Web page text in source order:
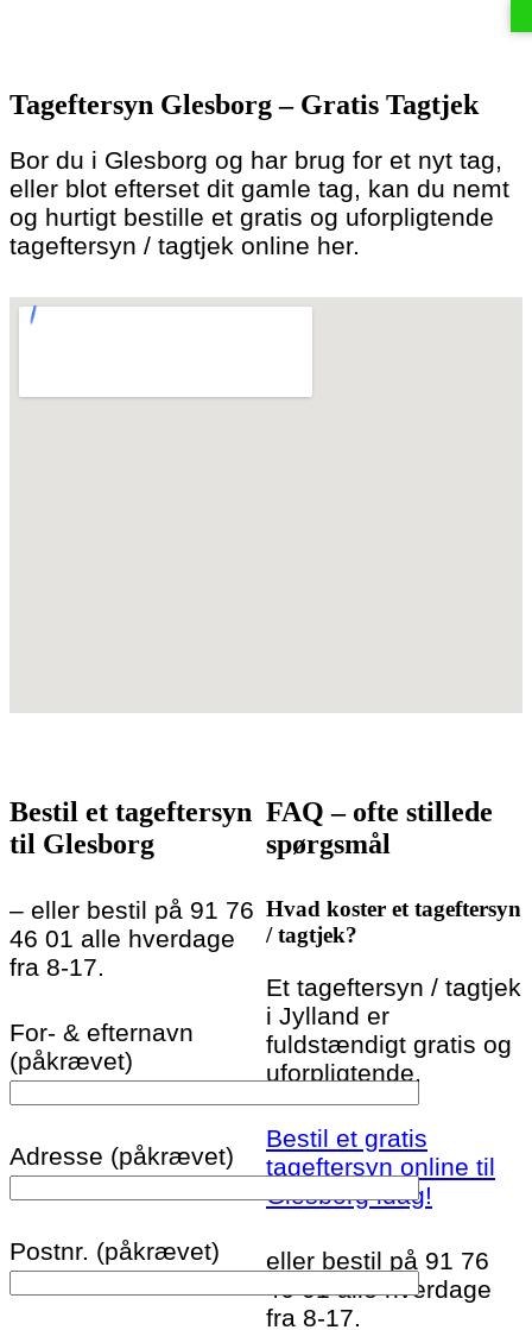
to
content
Tageftersyn Glesborg – Gratis Tagtjek
Bor du i Glesborg og har brug for et nyt tag,
eller blot efterset dit gamle tag, kan du nemt
og hurtigt bestille et gratis og uforpligtende
tageftersyn / tagtjek online her.
Bestil et tageftersyn
til Glesborg
– eller bestil på 91 76
46 01 alle hverdage
fra 8-17.
For- & efternavn
(påkrævet)
Adresse (påkrævet)
Postnr. (påkrævet)
FAQ – ofte stillede
spørgsmål
Hvad koster et tageftersyn
/ tagtjek?
Et tageftersyn / tagtjek
i Jylland er
fuldstændigt gratis og
uforpligtende.
Bestil et gratis
tageftersyn online til
Glesborg idag!
eller bestil på 91 76
46 01 alle hverdage
fra 8-17.